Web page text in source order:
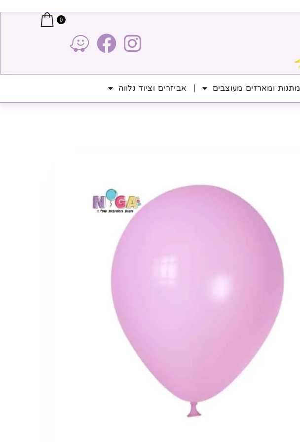
0
מתנות ומארזים מעוצבים אביזרים וציוד נלווה